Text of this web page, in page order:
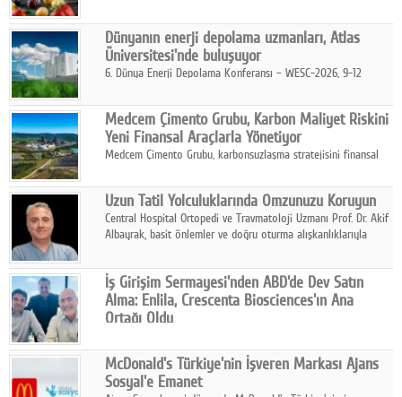
pratik, güvenilir ve lezzetli bir alternatif sunuyor.
Dünyanın enerji depolama uzmanları, Atlas
Üniversitesi'nde buluşuyor
6. Dünya Enerji Depolama Konferansı – WESC-2026, 9-12
sahipliğinde gerçekleştirilecek.
Medcem Çimento Grubu, Karbon Maliyet Riskini
Yeni Finansal Araçlarla Yönetiyor
Medcem Çimento Grubu, karbonsuzlaşma stratejisini finansal
Uzun Tatil Yolculuklarında Omzunuzu Koruyun
Central Hospital Ortopedi ve Travmatoloji Uzmanı Prof. Dr. Akif
Albayrak, basit önlemler ve doğru oturma alışkanlıklarıyla
İş Girişim Sermayesi'nden ABD'de Dev Satın
Alma: Enlila, Crescenta Biosciences'ın Ana
Ortağı Oldu
stratejisini uluslararası ölçeğe taşıyan satın alma hamlesini
tamamladı.
McDonald's Türkiye'nin İşveren Markası Ajans
Sosyal'e Emanet